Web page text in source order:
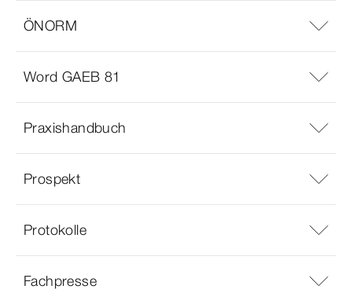
ÖNORM
Word GAEB 81
Praxishandbuch
Prospekt
Protokolle
Fachpresse